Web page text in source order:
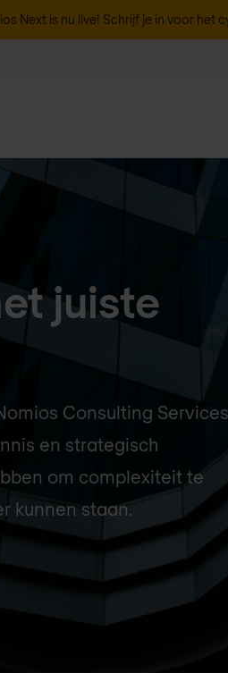
Next is nu live! Schrijf je in voor het
juiste
Consulting Services
en strategisch
om complexiteit te
kunnen staan.